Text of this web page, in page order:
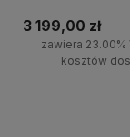
3 199,00 zł
zawiera 23.00%
kosztów